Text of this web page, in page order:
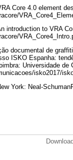
Core 4.0 element
introduction to VRA
documental de
ISKO Espanha:
Universidade de
isko2017/
York: Neal-